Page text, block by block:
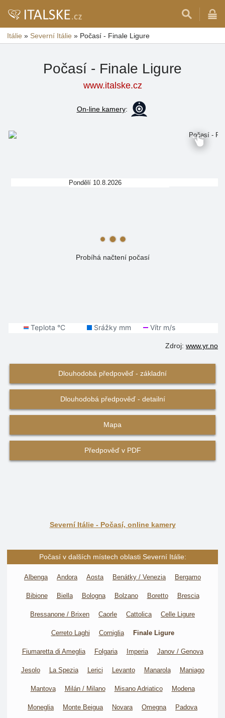
Itálie » Severní Itálie » Počasí - Finale Ligure
Počasí - Finale Ligure
www.italske.cz
On-line kamery:
Probíhá načtení počasí
Pondělí 10.8.2026
Zdroj: www.yr.no
Dlouhodobá předpověď - základní
Dlouhodobá předpověď - detailní
Mapa
Předpověď v PDF
Severní Itálie - Počasí, online kamery
Počasí v dalších místech oblasti Severní Itálie:
Albenga Andora Aosta Benátky / Venezia Bergamo
Bibione Biella Bologna Bolzano Boretto Brescia
Bressanone / Brixen Caorle Cattolica Celle Ligure
Cerreto Laghi Corniglia Finale Ligure
Fiumaretta di Ameglia Folgaria Imperia Janov / Genova
Jesolo La Spezia Lerici Levanto Manarola Maniago
Mantova Milán / Milano Misano Adriatico Modena
Moneglia Monte Beigua Novara Omegna Padova